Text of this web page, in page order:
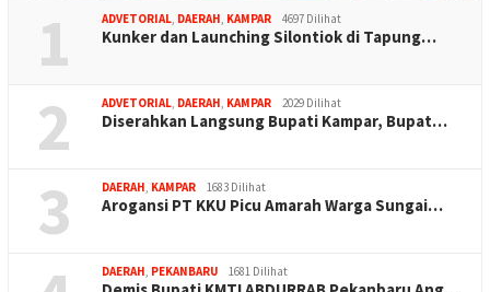
1 ADVETORIAL, DAERAH, KAMPAR 4697 Dilihat
Kunker dan Launching Silontiok di Tapung…
2 ADVETORIAL, DAERAH, KAMPAR 2029 Dilihat
Diserahkan Langsung Bupati Kampar, Bupat…
3 DAERAH, KAMPAR 1683 Dilihat
Arogansi PT KKU Picu Amarah Warga Sungai…
DAERAH, PEKANBARU 1681 Dilihat